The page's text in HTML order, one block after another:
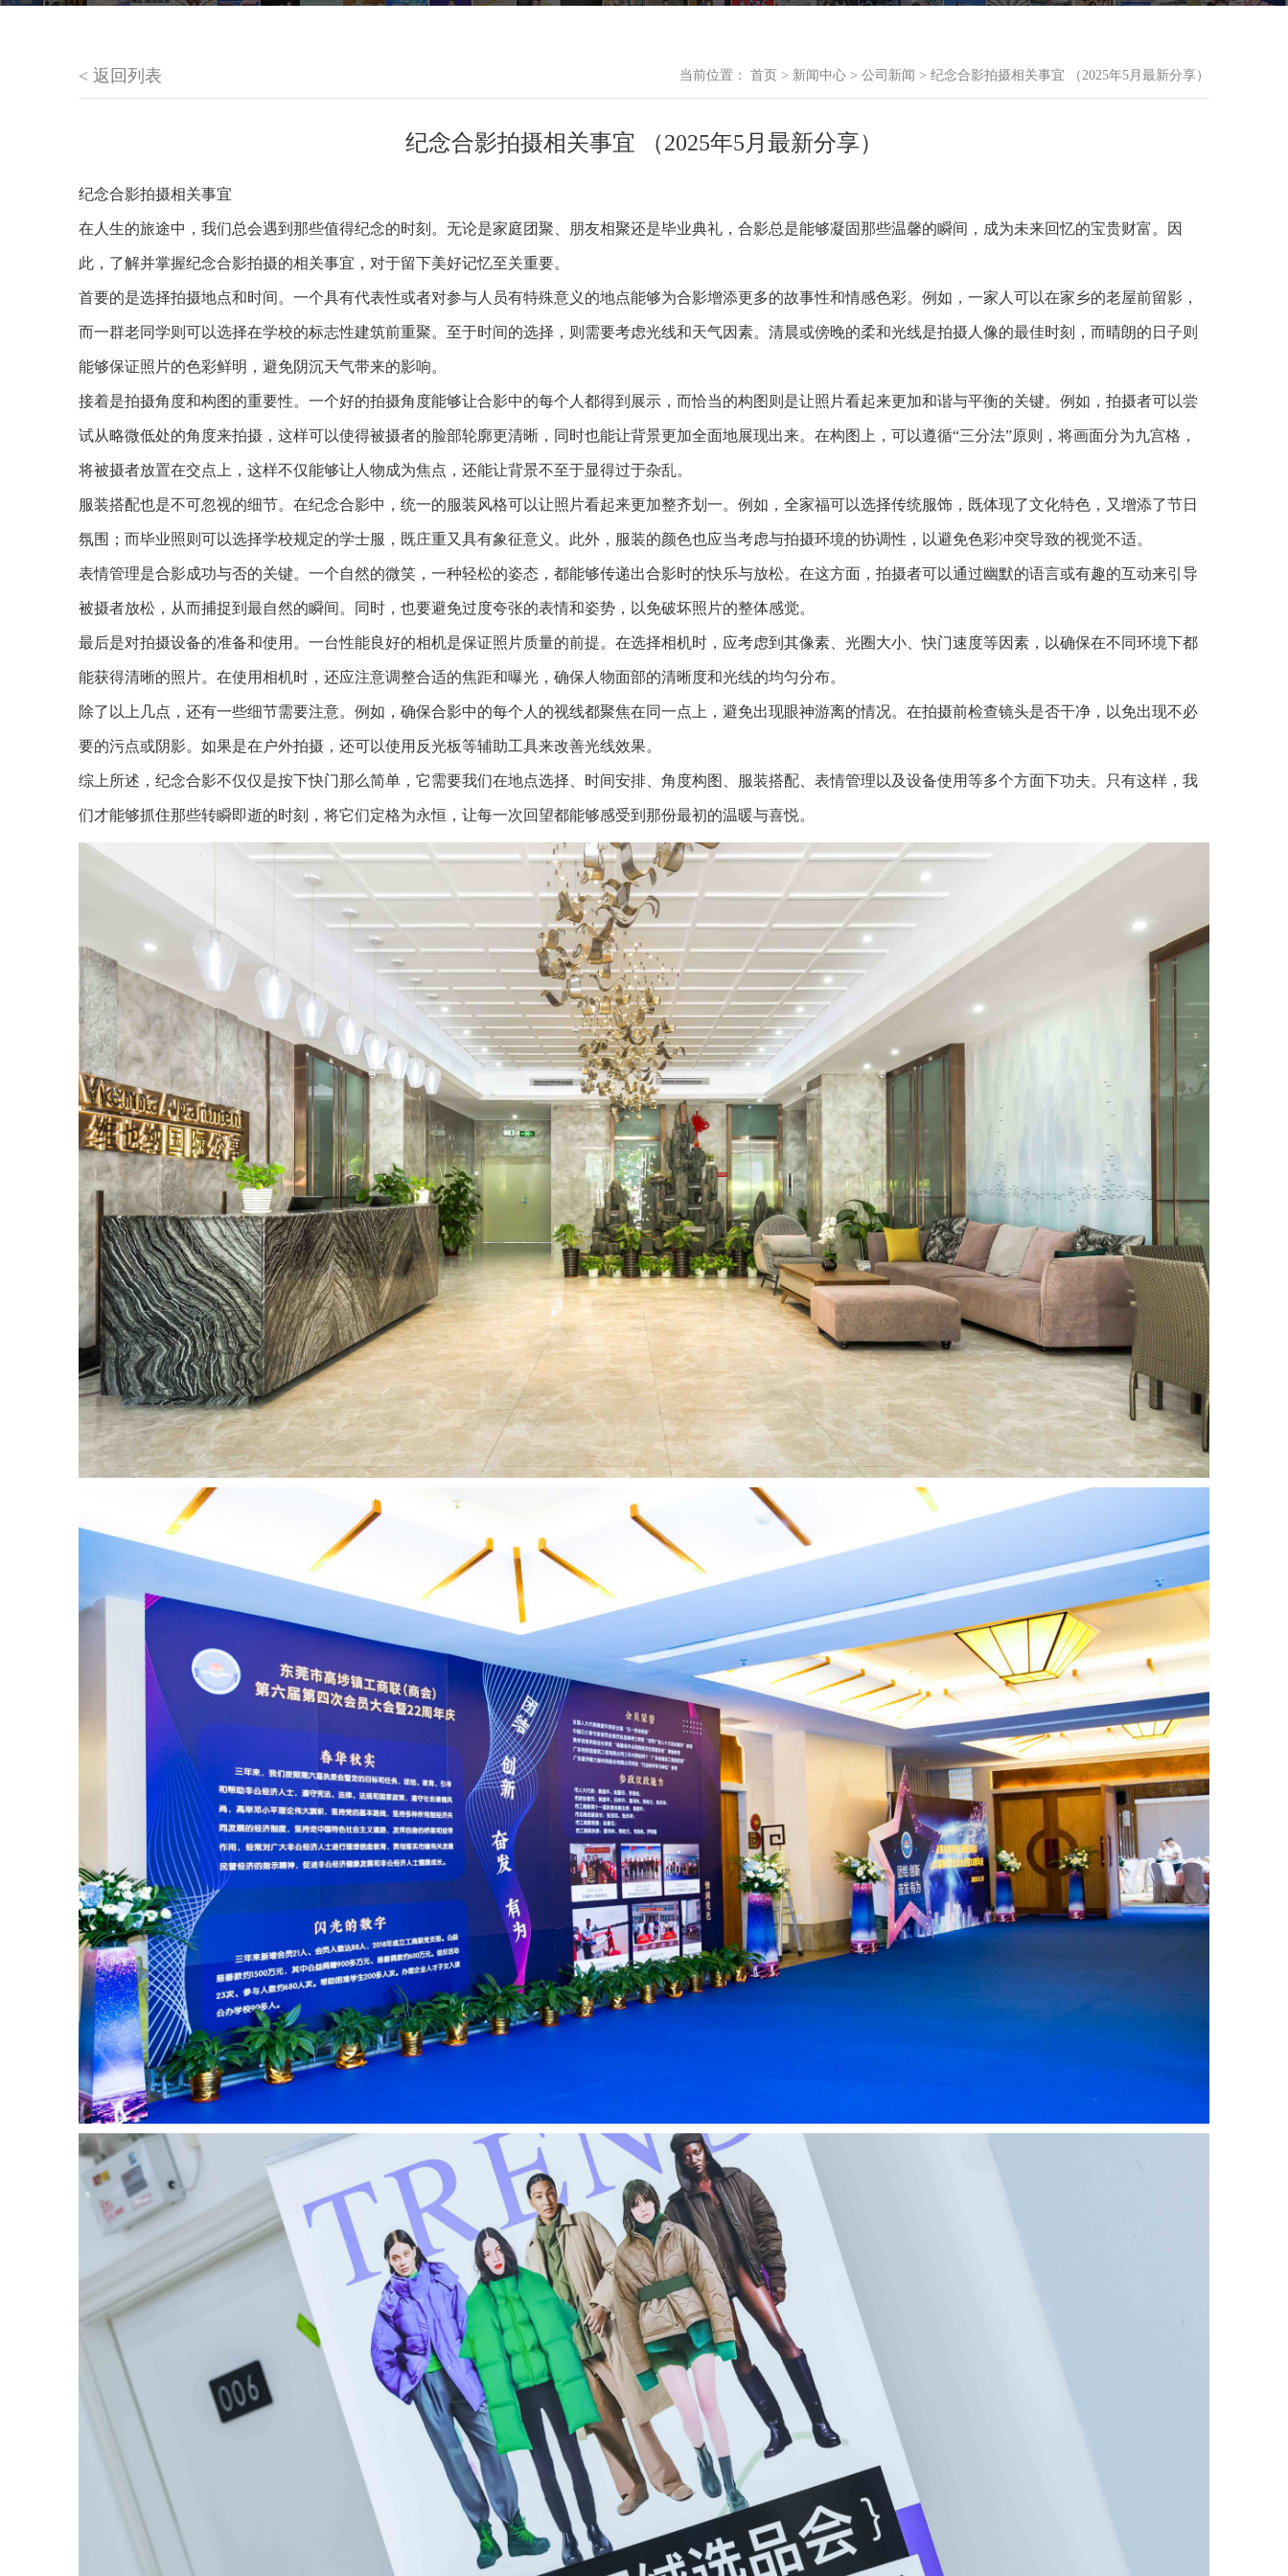
< 返回列表 当前位置： 首页 > 新闻中心 > 公司新闻 > 纪念合影拍摄相关事宜 （2025年5月最新分享）
纪念合影拍摄相关事宜 （2025年5月最新分享）
纪念合影拍摄相关事宜
在人生的旅途中，我们总会遇到那些值得纪念的时刻。无论是家庭团聚、朋友相聚还是毕业典礼，合影总是能够凝固那些温馨的瞬间，成为未来回忆的宝贵财富。因
此，了解并掌握纪念合影拍摄的相关事宜，对于留下美好记忆至关重要。
首要的是选择拍摄地点和时间。一个具有代表性或者对参与人员有特殊意义的地点能够为合影增添更多的故事性和情感色彩。例如，一家人可以在家乡的老屋前留影，
而一群老同学则可以选择在学校的标志性建筑前重聚。至于时间的选择，则需要考虑光线和天气因素。清晨或傍晚的柔和光线是拍摄人像的最佳时刻，而晴朗的日子则
能够保证照片的色彩鲜明，避免阴沉天气带来的影响。
接着是拍摄角度和构图的重要性。一个好的拍摄角度能够让合影中的每个人都得到展示，而恰当的构图则是让照片看起来更加和谐与平衡的关键。例如，拍摄者可以尝
试从略微低处的角度来拍摄，这样可以使得被摄者的脸部轮廓更清晰，同时也能让背景更加全面地展现出来。在构图上，可以遵循“三分法”原则，将画面分为九宫格，
将被摄者放置在交点上，这样不仅能够让人物成为焦点，还能让背景不至于显得过于杂乱。
服装搭配也是不可忽视的细节。在纪念合影中，统一的服装风格可以让照片看起来更加整齐划一。例如，全家福可以选择传统服饰，既体现了文化特色，又增添了节日
氛围；而毕业照则可以选择学校规定的学士服，既庄重又具有象征意义。此外，服装的颜色也应当考虑与拍摄环境的协调性，以避免色彩冲突导致的视觉不适。
表情管理是合影成功与否的关键。一个自然的微笑，一种轻松的姿态，都能够传递出合影时的快乐与放松。在这方面，拍摄者可以通过幽默的语言或有趣的互动来引导
被摄者放松，从而捕捉到最自然的瞬间。同时，也要避免过度夸张的表情和姿势，以免破坏照片的整体感觉。
最后是对拍摄设备的准备和使用。一台性能良好的相机是保证照片质量的前提。在选择相机时，应考虑到其像素、光圈大小、快门速度等因素，以确保在不同环境下都
能获得清晰的照片。在使用相机时，还应注意调整合适的焦距和曝光，确保人物面部的清晰度和光线的均匀分布。
除了以上几点，还有一些细节需要注意。例如，确保合影中的每个人的视线都聚焦在同一点上，避免出现眼神游离的情况。在拍摄前检查镜头是否干净，以免出现不必
要的污点或阴影。如果是在户外拍摄，还可以使用反光板等辅助工具来改善光线效果。
综上所述，纪念合影不仅仅是按下快门那么简单，它需要我们在地点选择、时间安排、角度构图、服装搭配、表情管理以及设备使用等多个方面下功夫。只有这样，我
们才能够抓住那些转瞬即逝的时刻，将它们定格为永恒，让每一次回望都能够感受到那份最初的温暖与喜悦。